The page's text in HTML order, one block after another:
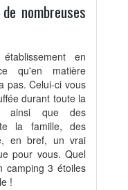
nombreuses
en
qu'en matière
pas. Celui-ci vous
durant toute la
ainsi que des
la famille, des
en bref, un vrai
pour vous. Quel
camping 3 étoiles
!